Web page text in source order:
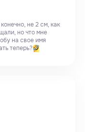
не 2 см, как
но что мне
на свое имя
теперь?